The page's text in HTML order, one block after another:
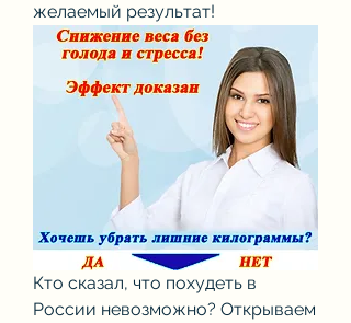
желаемый результат!
Кто сказал, что похудеть в
России невозможно? Открываем